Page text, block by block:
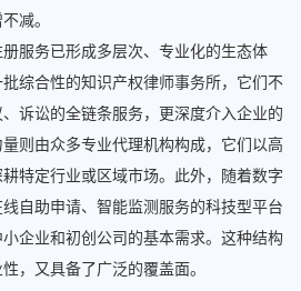
减。
务已形成多层次、专业化的生态体
综合性的知识产权律师事务所，它们不
诉讼的全链条服务，更深度介入企业的
则由众多专业代理机构构成，它们以高
特定行业或区域市场。此外，随着数字
自助申请、智能监测服务的科技型平台
企业和初创公司的基本需求。这种结构
，又具备了广泛的覆盖面。